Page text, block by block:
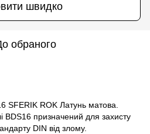
швидко
обраного
SFERIK ROK Латунь матова.
BDS16 призначений для захисту
DIN від злому.